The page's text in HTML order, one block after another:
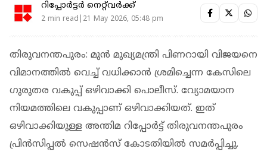
റിപ്പോർട്ടർ നെറ്റ്‌വര്‍ക്ക്‌
2 min read|21 May 2026, 05:48 pm
തിരുവനന്തപുരം: മുന്‍ മുഖ്യമന്ത്രി പിണറായി വിജയനെ
വിമാനത്തില്‍ വെച്ച് വധിക്കാന്‍ ശ്രമിച്ചെന്ന കേസിലെ
ഗുരുതര വകുപ്പ് ഒഴിവാക്കി പൊലീസ്. വ്യോമയാന
നിയമത്തിലെ വകുപ്പാണ് ഒഴിവാക്കിയത്. ഇത്
ഒഴിവാക്കിയുള്ള അന്തിമ റിപ്പോര്‍ട്ട് തിരുവനന്തപുരം
പ്രിന്‍സിപ്പല്‍ സെഷന്‍സ് കോടതിയില്‍ സമര്‍പ്പിച്ചു.